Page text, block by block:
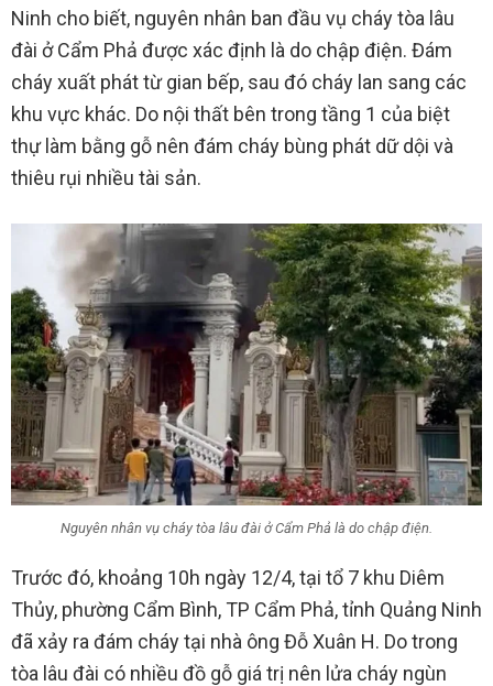
Ninh cho biết, nguyên nhân ban đầu vụ cháy tòa lâu
đài ở Cẩm Phả được xác định là do chập điện. Đám
cháy xuất phát từ gian bếp, sau đó cháy lan sang các
khu vực khác. Do nội thất bên trong tầng 1 của biệt
thự làm bằng gỗ nên đám cháy bùng phát dữ dội và
thiêu rụi nhiều tài sản.
Nguyên nhân vụ cháy tòa lâu đài ở Cẩm Phả là do chập điện.
Trước đó, khoảng 10h ngày 12/4, tại tổ 7 khu Diêm
Thủy, phường Cẩm Bình, TP Cẩm Phả, tỉnh Quảng Ninh
đã xảy ra đám cháy tại nhà ông Đỗ Xuân H. Do trong
tòa lâu đài có nhiều đồ gỗ giá trị nên lửa cháy ngùn